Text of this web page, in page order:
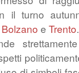
il turno
Bolzano e Trento.